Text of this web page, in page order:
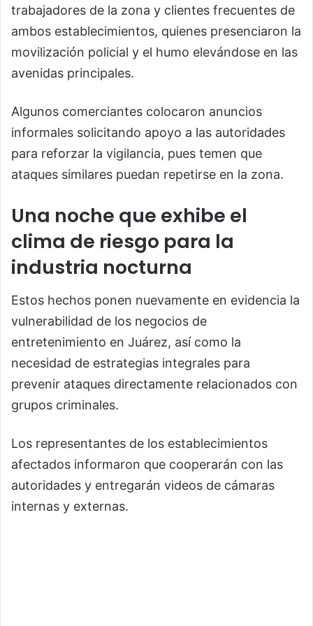
trabajadores de la zona y clientes frecuentes de
ambos establecimientos, quienes presenciaron la
movilización policial y el humo elevándose en las
avenidas principales.
Algunos comerciantes colocaron anuncios
informales solicitando apoyo a las autoridades
para reforzar la vigilancia, pues temen que
ataques similares puedan repetirse en la zona.
Una noche que exhibe el
clima de riesgo para la
industria nocturna
Estos hechos ponen nuevamente en evidencia la
vulnerabilidad de los negocios de
entretenimiento en Juárez, así como la
necesidad de estrategias integrales para
prevenir ataques directamente relacionados con
grupos criminales.
Los representantes de los establecimientos
afectados informaron que cooperarán con las
autoridades y entregarán videos de cámaras
internas y externas.